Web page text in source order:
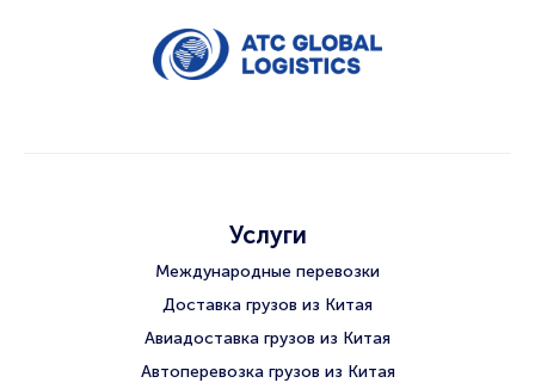
Услуги
Международные перевозки
Доставка грузов из Китая
Авиадоставка грузов из Китая
Автоперевозка грузов из Китая